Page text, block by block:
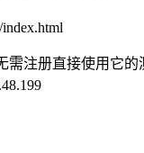
需注册直接使用它的